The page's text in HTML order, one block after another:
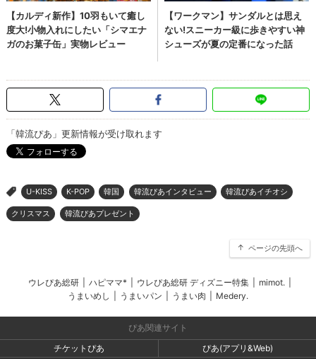
「韓流ぴあ」更新情報が受け取れます
> U-KISS K-POP 韓国 韓流ぴあインタビュー 韓流ぴあイチオシ
クリスマス 韓流ぴあプレゼント
ページの先頭へ
ウレぴあ総研 ハピママ* ウレぴあ総研 ディズニー特集 mimot.
うまいめし
うまいパン うまい肉 Medery.
ぴあ関連サイト
チケットぴあ
ぴあ(アプリ&Web)